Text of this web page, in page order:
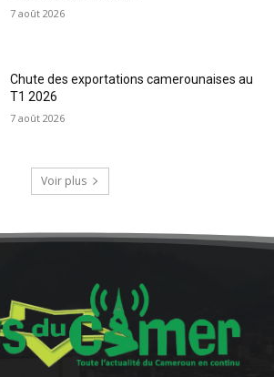
7 août 2026
Chute des exportations camerounaises au
T1 2026
7 août 2026
Voir plus